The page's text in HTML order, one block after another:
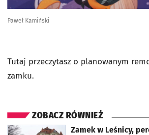
Paweł Kamiński
Tutaj przeczytasz o planowanym
zamku.
ZOBACZ RÓWNIEŻ
Zamek w Leśnicy,
otworzy się w nowej karcie